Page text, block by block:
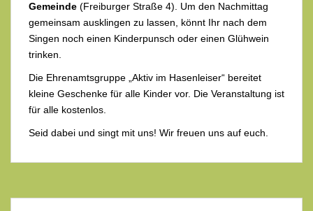
Gemeinde (Freiburger Straße 4). Um den Nachmittag
gemeinsam ausklingen zu lassen, könnt Ihr nach dem
Singen noch einen Kinderpunsch oder einen Glühwein
trinken.
Die Ehrenamtsgruppe „Aktiv im Hasenleiser“ bereitet
kleine Geschenke für alle Kinder vor. Die Veranstaltung ist
für alle kostenlos.
Seid dabei und singt mit uns! Wir freuen uns auf euch.